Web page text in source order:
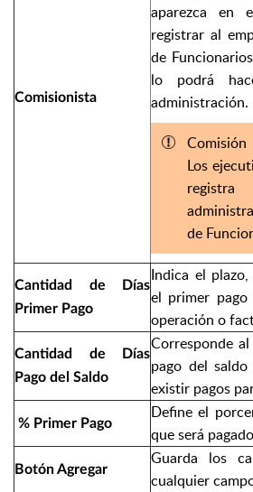
Comisionista
aparezca en
registrar al
de
lo podrá
administración.
Comisión
Los
de
Cantidad de Días
Primer Pago
Indica el
el primer
operación o
Cantidad de Días
Pago del Saldo
Corresponde
pago del
existir pagos
% Primer Pago
Define el
que será
Botón Agregar
Guarda los
cualquier